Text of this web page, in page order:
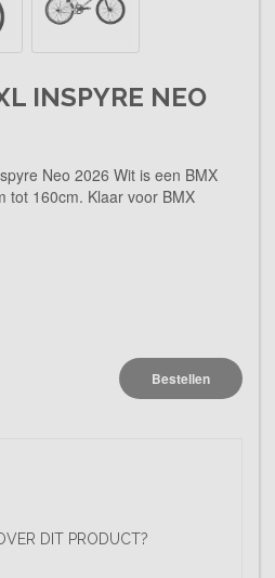
INSPYRE NEO
Neo 2026 Wit is een BMX
tot 160cm. Klaar voor BMX
Bestellen
DIT PRODUCT?